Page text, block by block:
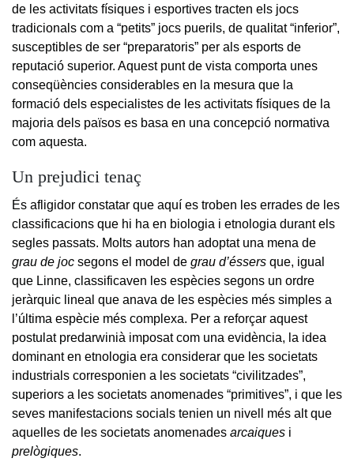
de les activitats físiques i esportives tracten els jocs
tradicionals com a “petits” jocs puerils, de qualitat “inferior”,
susceptibles de ser “preparatoris” per als esports de
reputació superior. Aquest punt de vista comporta unes
conseqüències considerables en la mesura que la
formació dels especialistes de les activitats físiques de la
majoria dels països es basa en una concepció normativa
com aquesta.
Un prejudici tenaç
És afligidor constatar que aquí es troben les errades de les
classificacions que hi ha en biologia i etnologia durant els
segles passats. Molts autors han adoptat una mena de
grau de joc segons el model de grau d’éssers que, igual
que Linne, classificaven les espècies segons un ordre
jeràrquic lineal que anava de les espècies més simples a
l’última espècie més complexa. Per a reforçar aquest
postulat predarwinià imposat com una evidència, la idea
dominant en etnologia era considerar que les societats
industrials corresponien a les societats “civilitzades”,
superiors a les societats anomenades “primitives”, i que les
seves manifestacions socials tenien un nivell més alt que
aquelles de les societats anomenades arcaiques i
prelògiques.